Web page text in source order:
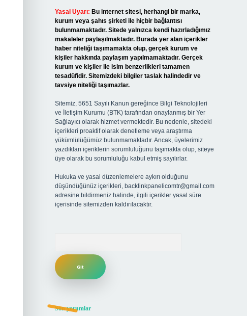
Yasal Uyarı: Bu internet sitesi, herhangi bir marka,
kurum veya şahıs şirketi ile hiçbir bağlantısı
bulunmamaktadır. Sitede yalnızca kendi hazırladığımız
makaleler paylaşılmaktadır. Burada yer alan içerikler
haber niteliği taşımamakta olup, gerçek kurum ve
kişiler hakkında paylaşım yapılmamaktadır. Gerçek
kurum ve kişiler ile isim benzerlikleri tamamen
tesadüfidir. Sitemizdeki bilgiler taslak halindedir ve
tavsiye niteliği taşımazlar.
Sitemiz, 5651 Sayılı Kanun gereğince Bilgi Teknolojileri
ve İletişim Kurumu (BTK) tarafından onaylanmış bir Yer
Sağlayıcı olarak hizmet vermektedir. Bu nedenle, sitedeki
içerikleri proaktif olarak denetleme veya araştırma
yükümlülüğümüz bulunmamaktadır. Ancak, üyelerimiz
yazdıkları içeriklerin sorumluluğunu taşımakta olup, siteye
üye olarak bu sorumluluğu kabul etmiş sayılırlar.
Hukuka ve yasal düzenlemelere aykırı olduğunu
düşündüğünüz içerikleri, backlinkpanelicomtr@gmail.com
adresine bildirmeniz halinde, ilgili içerikler yasal süre
içerisinde sitemizden kaldırılacaktır.
Son yorumlar